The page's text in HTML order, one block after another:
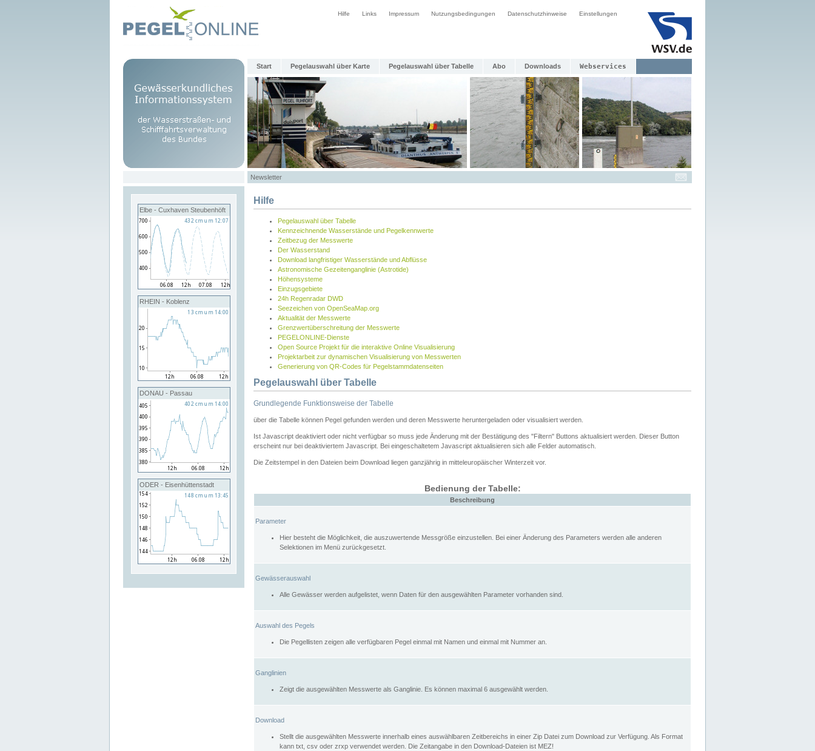
Hilfe Links Impressum Nutzungsbedingungen Datenschutzhinweise Einstellungen
Start Pegelauswahl über Karte Pegelauswahl über Tabelle Abo Downloads Webservices
Newsletter
Elbe - Cuxhaven Steubenhöft
RHEIN - Koblenz
DONAU - Passau
ODER - Eisenhüttenstadt
Hilfe
Pegelauswahl über Tabelle
Kennzeichnende Wasserstände und Pegelkennwerte
Zeitbezug der Messwerte
Der Wasserstand
Download langfristiger Wasserstände und Abflüsse
Astronomische Gezeitenganglinie (Astrotide)
Höhensysteme
Einzugsgebiete
24h Regenradar DWD
Seezeichen von OpenSeaMap.org
Aktualität der Messwerte
Grenzwertüberschreitung der Messwerte
PEGELONLINE-Dienste
Open Source Projekt für die interaktive Online Visualisierung
Projektarbeit zur dynamischen Visualisierung von Messwerten
Generierung von QR-Codes für Pegelstammdatenseiten
Pegelauswahl über Tabelle
Grundlegende Funktionsweise der Tabelle
über die Tabelle können Pegel gefunden werden und deren Messwerte heruntergeladen oder visualisiert werden.
Ist Javascript deaktiviert oder nicht verfügbar so muss jede Änderung mit der Bestätigung des "Filtern" Buttons aktualisiert werden. Dieser Button
erscheint nur bei deaktiviertem Javascript. Bei eingeschaltetem Javascript aktualisieren sich alle Felder automatisch.
Die Zeitstempel in den Dateien beim Download liegen ganzjährig in mitteleuropäischer Winterzeit vor.
Bedienung der Tabelle:
Beschreibung
Parameter
Hier besteht die Möglichkeit, die auszuwertende Messgröße einzustellen. Bei einer Änderung des Parameters werden alle anderen
Selektionen im Menü zurückgesetzt.
Gewässerauswahl
Alle Gewässer werden aufgelistet, wenn Daten für den ausgewählten Parameter vorhanden sind.
Auswahl des Pegels
Die Pegellisten zeigen alle verfügbaren Pegel einmal mit Namen und einmal mit Nummer an.
Ganglinien
Zeigt die ausgewählten Messwerte als Ganglinie. Es können maximal 6 ausgewählt werden.
Download
Stellt die ausgewählten Messwerte innerhalb eines auswählbaren Zeitbereichs in einer Zip Datei zum Download zur Verfügung. Als Format
kann txt, csv oder zrxp verwendet werden. Die Zeitangabe in den Download-Dateien ist MEZ!